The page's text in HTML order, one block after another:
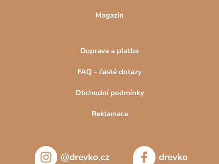
Magazín
Doprava a platba
FAQ - časté dotazy
Obchodní podmínky
Reklamace
@drevko.cz drevko